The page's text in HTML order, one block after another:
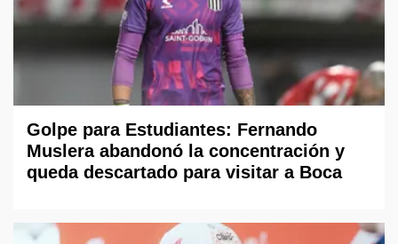
Golpe para Estudiantes: Fernando
Muslera abandonó la concentración y
queda descartado para visitar a Boca